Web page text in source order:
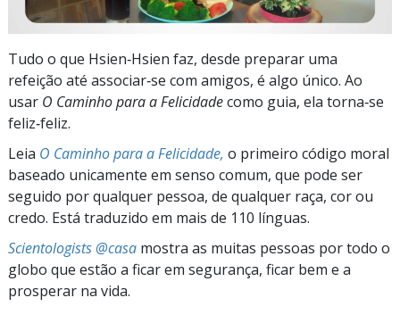
Tudo o que Hsien‑Hsien faz, desde preparar uma
refeição até associar‑se com amigos, é algo único. Ao
usar O Caminho para a Felicidadecomo guia, ela torna‑se
feliz‑feliz.
Leia O Caminho para a Felicidade, o primeiro código moral
baseado unicamente em senso comum, que pode ser
seguido por qualquer pessoa, de qualquer raça, cor ou
credo. Está traduzido em mais de 110 línguas.
Scientologists @casa mostra as muitas pessoas por todo o
globo que estão a ficar em segurança, ficar bem e a
prosperar na vida.